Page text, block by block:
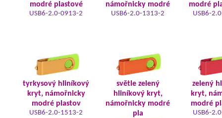
modré plastové
USB6-2.0-0913-2
námořnicky modré
USB6-2.0-1313-2
modré
USB6-
tyrkysový hliníkový
kryt, námořnicky
modré plastov
USB6-2.0-1513-2
světle zelený
hliníkový kryt,
námořnicky modré
pla
zelený
kryt,
modré
USB6-